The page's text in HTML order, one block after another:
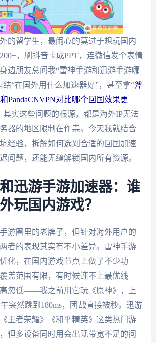
的留学生，最闹心的莫过于想玩国内
，刷抖音卡成PPT，连微信发个表情
边朋友总问我“雷神手游和迅游手游哪
结“在国外用什么加速器好”，甚至拿“斧
PandaCNVPN对比哪个回国效果更
其实这些问题的根源，都是海外IP无法
器的地区限制在作祟。今天我就结合
经验，拆解如何选到合适的回国加速
问题，还能无缝解锁国内所有资源。
迅游手游加速器：谁
玩国内游戏？
游圈里的老牌子，但针对海外用户的
者的表现其实有不小差异。雷神手游
化，在国内游戏节点上做了不少功
盖范围有限，有时候连不上最优线
忽低——我之前用它玩《原神》，上
突然跳到180ms，团战直接被秒。迅游
王者荣耀》《和平精英》这类热门游
但多设备同时用会出现带宽不足的问